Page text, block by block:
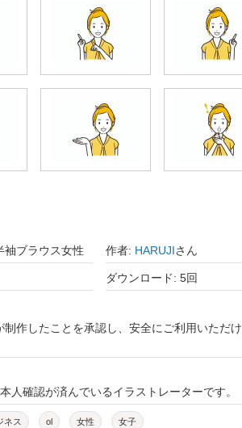
袖ブラウス女性 作者: HARUJIさん
ダウンロード: 5回
制作したことを承認し、安全にご利用いただけ
人確認が済んでいるイラストレーターです。
ネス ol 女性 女子